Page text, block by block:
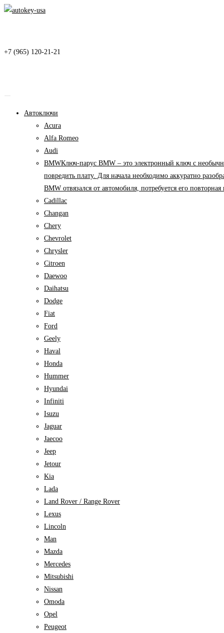
Перейти
+7 (965) 120-21-21
Автоключи
Acura
Alfa Romeo
Audi
BMWКлюч-парус BMW – это электронный ключ с
повредить плату. Для начала необходимо аккуратно
BMW отвязался от автомобиля, потребуется его
Cadillac
Changan
Chery
Chevrolet
Chrysler
Citroen
Daewoo
Daihatsu
Dodge
Fiat
Ford
Geely
Haval
Honda
Hummer
Hyundai
Infiniti
Isuzu
Jaguar
Jaecoo
Jeep
Jetour
Kia
Lada
Land Rover / Range Rover
Lexus
Lincoln
Man
Mazda
Mercedes
Mitsubishi
Nissan
Omoda
Opel
Peugeot